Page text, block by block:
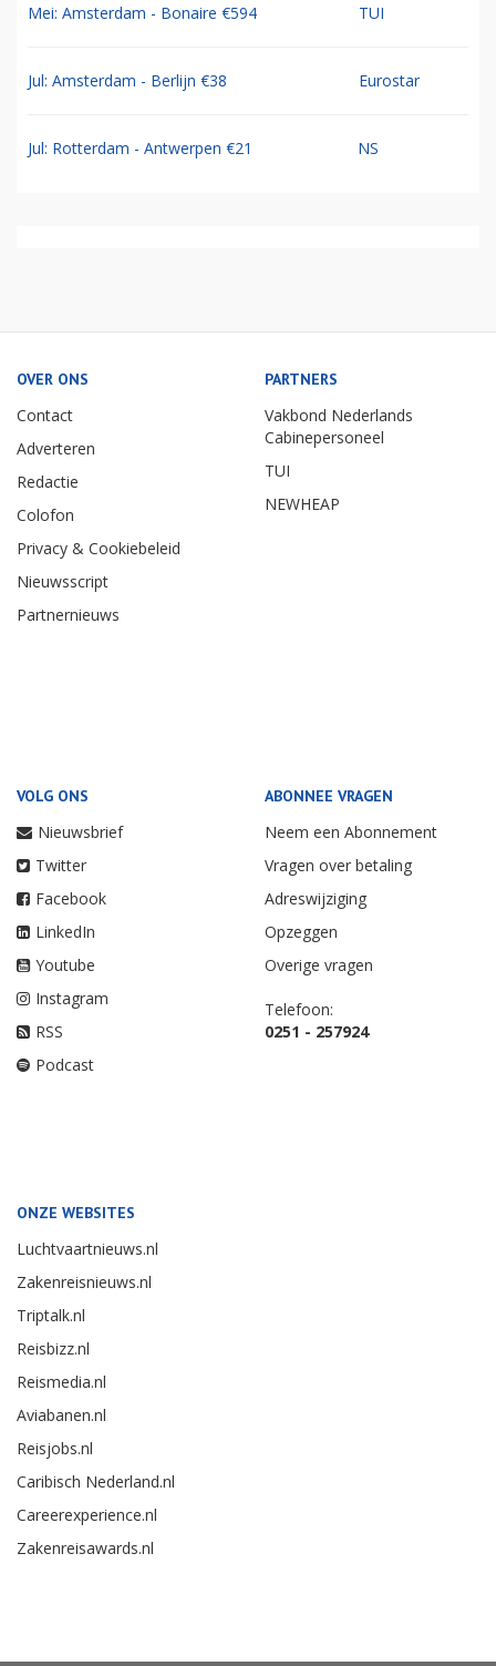
Mei: Amsterdam - Bonaire €594 TUI
Jul: Amsterdam - Berlijn €38 Eurostar
Jul: Rotterdam - Antwerpen €21 NS
OVER ONS
Contact
Adverteren
Redactie
Colofon
Privacy & Cookiebeleid
Nieuwsscript
Partnernieuws
PARTNERS
Vakbond Nederlands
Cabinepersoneel
TUI
NEWHEAP
VOLG ONS
Nieuwsbrief
Twitter
Facebook
LinkedIn
Youtube
Instagram
RSS
Podcast
ABONNEE VRAGEN
Neem een Abonnement
Vragen over betaling
Adreswijziging
Opzeggen
Overige vragen
Telefoon:
0251 - 257924
ONZE WEBSITES
Luchtvaartnieuws.nl
Zakenreisnieuws.nl
Triptalk.nl
Reisbizz.nl
Reismedia.nl
Aviabanen.nl
Reisjobs.nl
Caribisch Nederland.nl
Careerexperience.nl
Zakenreisawards.nl